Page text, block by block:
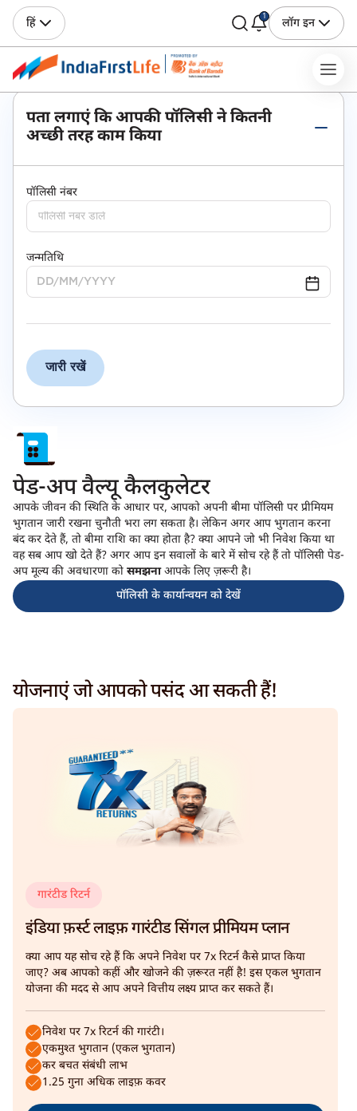
हिं 1 लॉग इन
पता लगाएं कि आपकी पॉलिसी ने कितनी
अच्छी तरह काम किया
पॉलिसी नंबर
जन्मतिथि
जारी रखें
पेड-अप वैल्यू कैलकुलेटर
आपके जीवन की स्थिति के आधार पर, आपको अपनी बीमा पॉलिसी पर प्रीमियम
भुगतान जारी रखना चुनौती भरा लग सकता है। लेकिन अगर आप भुगतान करना
बंद कर देते हैं, तो बीमा राशि का क्या होता है? क्या आपने जो भी निवेश किया था
वह सब आप खो देते हैं? अगर आप इन सवालों के बारे में सोच रहे हैं तो पॉलिसी पेड-
अप मूल्य की अवधारणा को समझनाआपके लिए ज़रूरी है।
पॉलिसी के कार्यान्वयन को देखें
योजनाएं जो आपको पसंद आ सकती हैं!
इंडिया फ़र्स्ट लाइफ़ गारंटीड सिंगल प्रीमियम प्लान
गारंटीड रिटर्न
क्या आप यह सोच रहे हैं कि अपने निवेश पर 7x रिटर्न कैसे प्राप्त किया
जाए? अब आपको कहीं और खोजने की ज़रूरत नहीं है! इस एकल भुगतान
योजना की मदद से आप अपने वित्तीय लक्ष्य प्राप्त कर सकते हैं।
निवेश पर 7x रिटर्न की गारंटी।
एकमुश्त भुगतान (एकल भुगतान)
कर बचत संबंधी लाभ
1.25 गुना अधिक लाइफ़ कवर